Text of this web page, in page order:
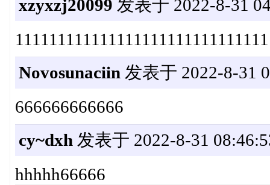
xzyxzj20099 发表于 2022-8-31
111111111111111111111111111111
Novosunaciin 发表于 2022-8-31
666666666666
cy~dxh 发表于 2022-8-31
hhhhh66666